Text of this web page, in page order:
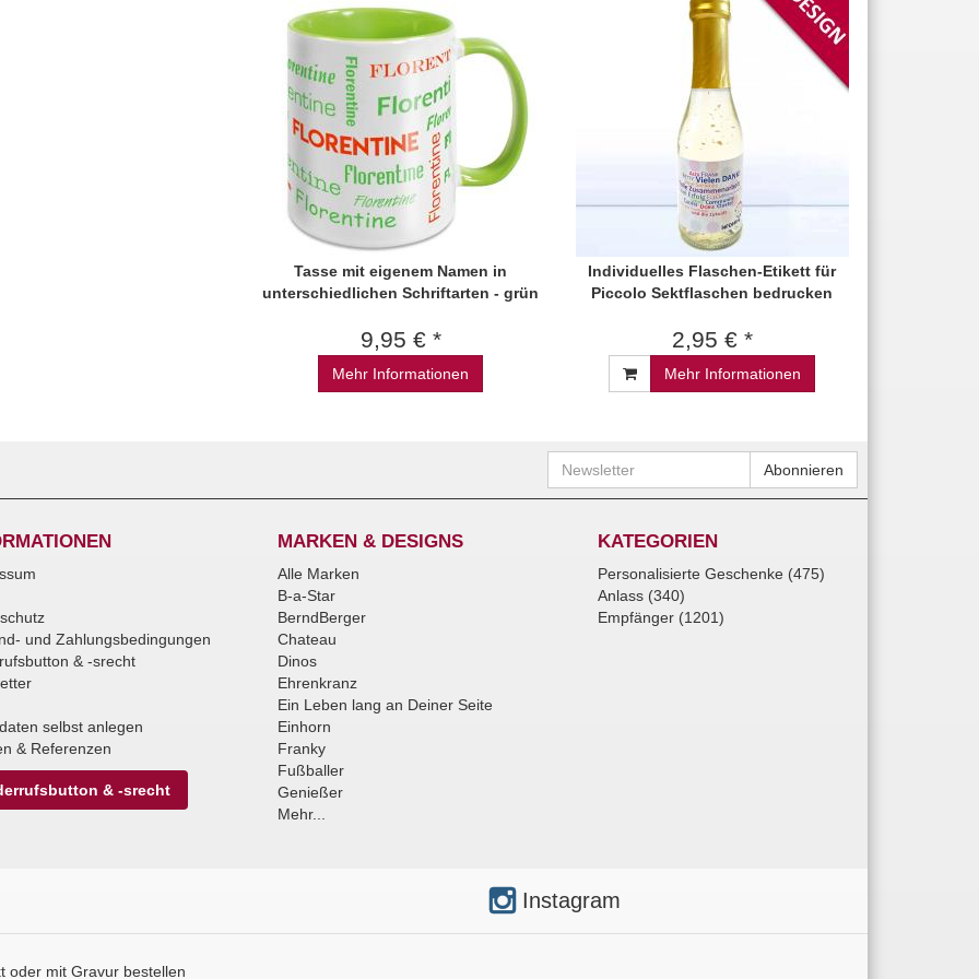
Tasse mit eigenem Namen in
unterschiedlichen Schriftarten - grün
9,95 € *
Mehr Informationen
Individuelles Flaschen-Etikett für
Piccolo Sektflaschen bedrucken
2,95 € *
Mehr Informationen
Newsletter Abonnieren
und Zahlungsbedingungen
& -srecht
selbst anlegen
& Referenzen
& -srecht
MARKEN & DESIGNS
Alle Marken
B-a-Star
BerndBerger
Chateau
Dinos
Ehrenkranz
Ein Leben lang an Deiner Seite
Einhorn
Franky
Fußballer
Genießer
Mehr...
KATEGORIEN
Personalisierte Geschenke (475)
Anlass (340)
Empfänger (1201)
Instagram
oder mit Gravur bestellen